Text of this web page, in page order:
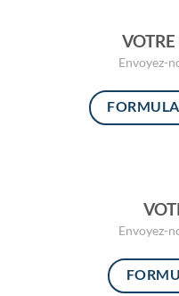
Envoyez-
Envoyez-